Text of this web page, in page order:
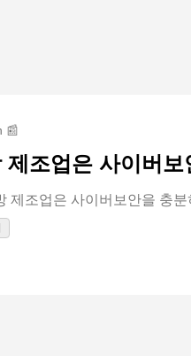
📰
제조업은 사이버
제조업은 사이버보안을 충